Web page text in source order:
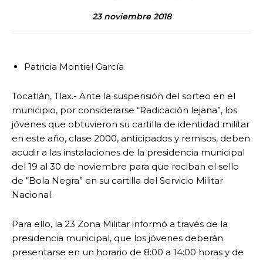
23 noviembre 2018
Patricia Montiel García
Tocatlán, Tlax.- Ante la suspensión del sorteo en el
municipio, por considerarse “Radicación lejana”, los
jóvenes que obtuvieron su cartilla de identidad militar
en este año, clase 2000, anticipados y remisos, deben
acudir a las instalaciones de la presidencia municipal
del 19 al 30 de noviembre para que reciban el sello
de “Bola Negra” en su cartilla del Servicio Militar
Nacional.
Para ello, la 23 Zona Militar informó a través de la
presidencia municipal, que los jóvenes deberán
presentarse en un horario de 8:00 a 14:00 horas y de